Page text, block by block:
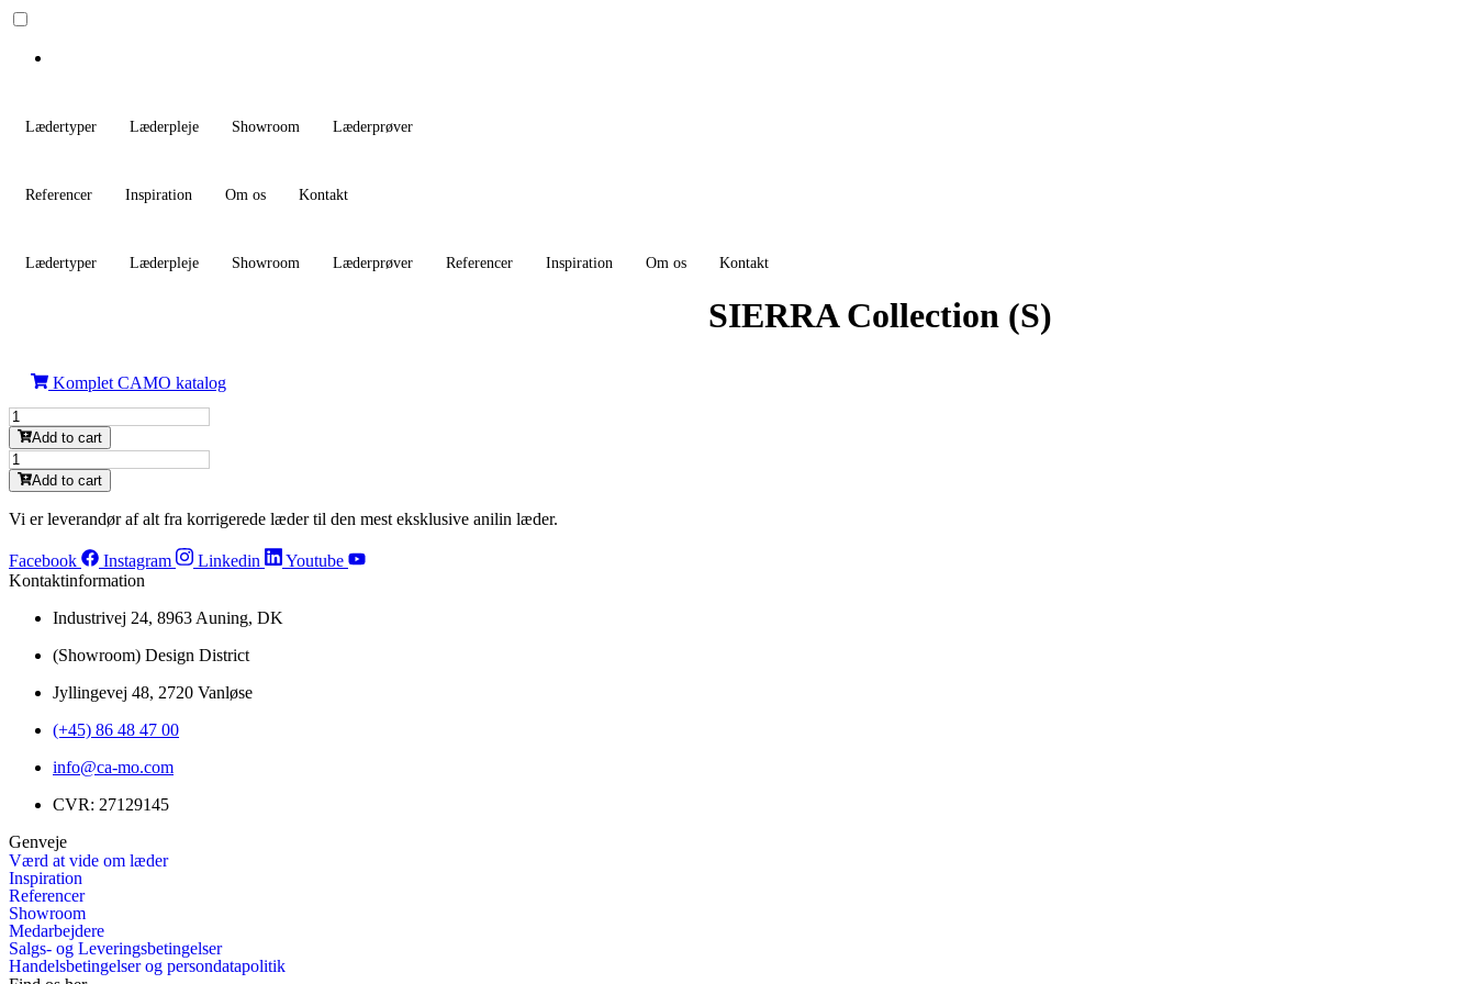
Lædertyper Læderpleje Showroom Læderprøver
Referencer Inspiration Om os Kontakt
Lædertyper Læderpleje Showroom Læderprøver Referencer Inspiration Om os Kontakt
SIERRA Collection (S)
Komplet CAMO katalog
SIERRA
Collection
(S)
antal
Add to cart
SIERRA
Collection
(S)
antal
Add to cart
Vi er leverandør af alt fra korrigerede læder til den mest eksklusive anilin læder.
Facebook Instagram Linkedin
Youtube
Kontaktinformation
Industrivej 24, 8963 Auning, DK
(Showroom) Design District
Jyllingevej 48, 2720 Vanløse
(+45) 86 48 47 00
info@ca-mo.com
CVR: 27129145
Genveje
Værd at vide om læder
Inspiration
Referencer
Showroom
Medarbejdere
Salgs- og Leveringsbetingelser
Handelsbetingelser og persondatapolitik